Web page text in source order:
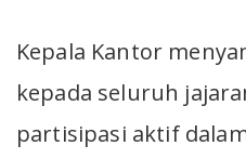
Kepala Kantor
kepada seluruh
partisipasi aktif